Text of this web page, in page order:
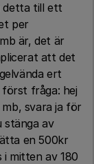
detta till ett
per
är, det är
att det
ert
fråga: hej
svara ja för
stänga av
en 500kr
mitten av 180